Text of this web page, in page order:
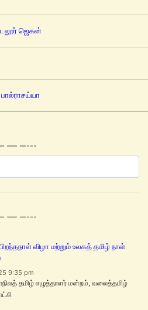
ஜெகன்
விழா மற்றும் உலகத் தமிழ் நாள்
9:35 pm
தமிழ் எழுத்தாளர் மன்றம், வலைத்தமிழ்